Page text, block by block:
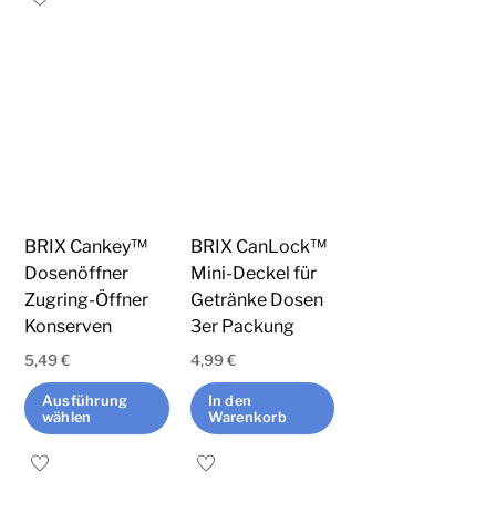
BRIX Cankey™
Dosenöffner
Zugring-Öffner
Konserven
5,49€
Ausführung
wählen
Dieses
BRIX CanLock™
Mini-Deckel für
Getränke Dosen
3er Packung
4,99€
In den
Warenkorb